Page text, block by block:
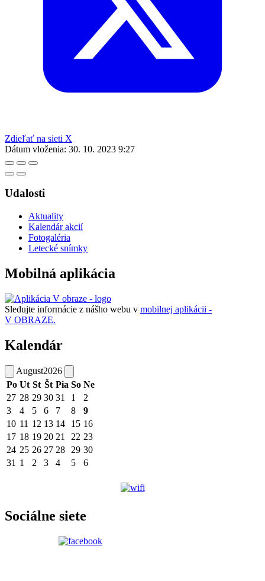
Zdieľať na sieti X
Dátum vloženia: 30. 10. 2023 9:27
Udalosti
Aktuality
Kalendár akcií
Fotogaléria
Letecké snímky
Mobilná aplikácia
Sledujte informácie z nášho webu v mobilnej aplikácii -
V OBRAZE.
Kalendár
August2026
Po Ut St Št Pia So Ne
27 28 29 30 31 1
2
3
4 5 6 7 8
9
10 11 12 13 14 15 16
17 18 19 20 21 22 23
24 25 26 27 28 29 30
31 1 2 3 4 5 6
Sociálne siete